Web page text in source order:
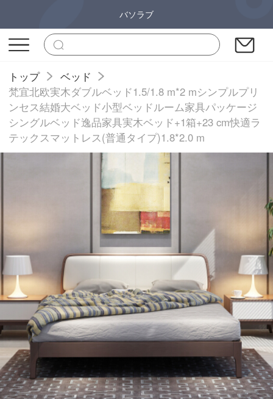
バソラブ
トップ
ベッド
梵宜北欧実木ダブルベッド1.5/1.8 m*2 mシンプルプリ
ンセス結婚大ベッド小型ベッドルーム家具パッケージ
シングルベッド逸品家具実木ベッド+1箱+23 cm快適ラ
テックスマットレス(普通タイプ)1.8*2.0 m